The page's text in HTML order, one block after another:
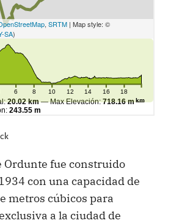
Ordunte fue construido
con una capacidad de
metros cúbicos para
a la ciudad de